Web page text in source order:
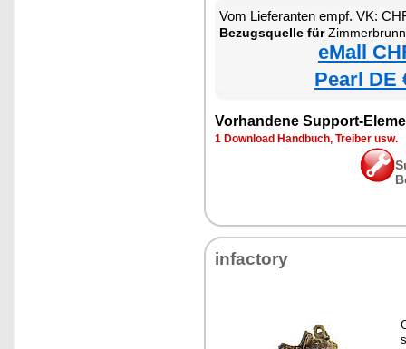
Vom Lieferanten empf. VK:
Bezugsquelle für
eMall
Pearl DE
Vorhandene Support-
1 Download Handbuch, Treiber usw.
infactory